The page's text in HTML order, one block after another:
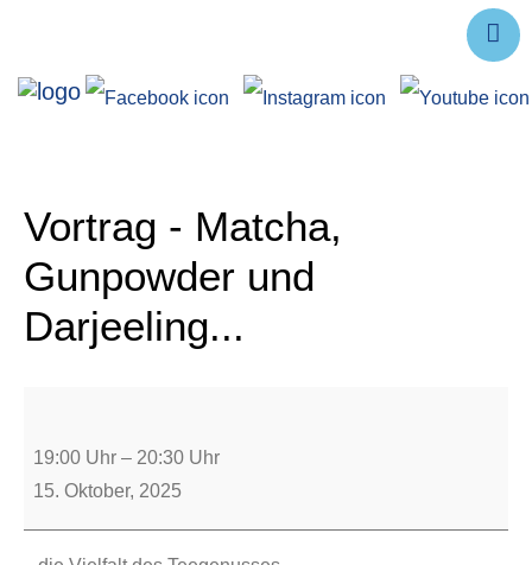
Über uns
Service
Veranstaltungen
Vortrag - Matcha,
Gunpowder und
Darjeeling...
19:00 Uhr – 20:30 Uhr
15. Oktober, 2025